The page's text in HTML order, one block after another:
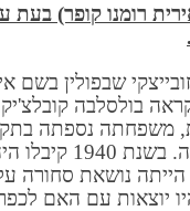
(אירית רומנו
שבפולין בשם
בספטמבר 1939,
נושאת סחורה
יוצאות עם האם